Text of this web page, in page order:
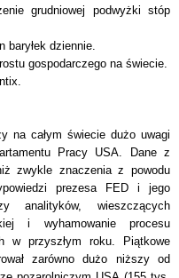
grudniowej podwyżki stóp
baryłek dziennie.
gospodarczego na świecie.
na całym świecie dużo uwagi
Pracy USA. Dane z
zwykle znaczenia z powodu
prezesa FED i jego
analityków, wieszczących
i wyhamowanie procesu
w przyszłym roku. Piątkowe
zarówno dużo niższy od